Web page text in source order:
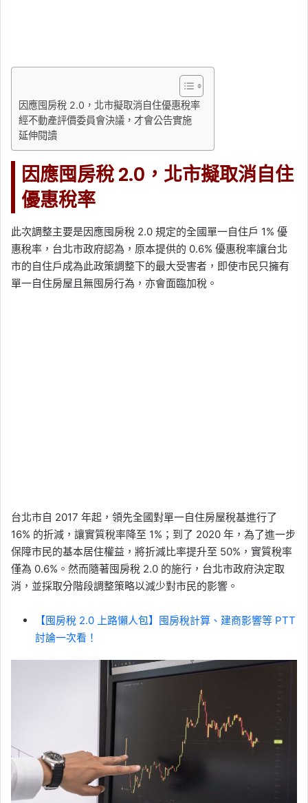
因應囤房稅 2.0，北市擬取消自住優惠稅率
經不動產評價委員會決議，才會公告實施
延伸閱讀
因應囤房稅 2.0，北市擬取消自住
優惠稅率
此次調整主要是因應囤房稅 2.0 規定的全國單一自住戶 1% 優
惠稅率，台北市政府認為，原本提供的 0.6% 優惠稅率讓台北
市的自住戶成為此政策調整下的最大受害者，即使市民只擁有
單一自住房屋且無囤房行為，亦會面臨加稅。
台北市自 2017 年起，領先全國對單一自住房屋稅基進行了
16% 的折減，讓實質稅率降至 1%；到了 2020 年，為了進一步
保障市民的基本居住權益，將折減比率提升至 50%，實質稅率
僅為 0.6%。然而隨著囤房稅 2.0 的施行，台北市政府決定取
消，並採取分階段調整策略以減少對市民的影響。
【囤房稅 2.0 上路懶人包】囤房稅計算、建商影響等 PTT
討論一次看！